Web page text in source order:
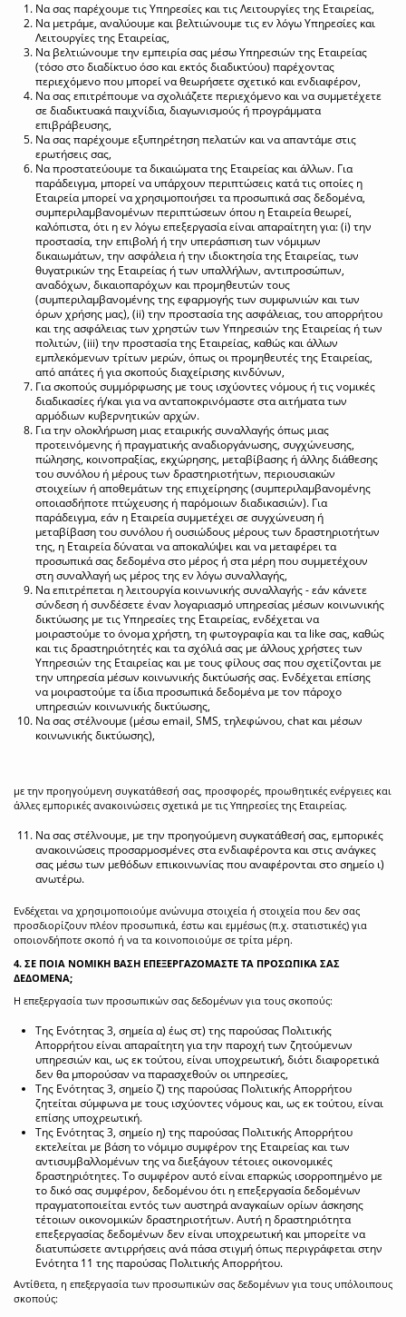
Να σας παρέχουμε τις Υπηρεσίες και τις Λειτουργίες της Εταιρείας,
Να μετράμε, αναλύουμε και βελτιώνουμε τις εν λόγω Υπηρεσίες και
Λειτουργίες της Εταιρείας,
Να βελτιώνουμε την εμπειρία σας μέσω Υπηρεσιών της Εταιρείας
(τόσο στο διαδίκτυο όσο και εκτός διαδικτύου) παρέχοντας
περιεχόμενο που μπορεί να θεωρήσετε σχετικό και ενδιαφέρον,
Να σας επιτρέπουμε να σχολιάζετε περιεχόμενο και να συμμετέχετε
σε διαδικτυακά παιχνίδια, διαγωνισμούς ή προγράμματα
επιβράβευσης,
Να σας παρέχουμε εξυπηρέτηση πελατών και να απαντάμε στις
ερωτήσεις σας,
Να προστατεύουμε τα δικαιώματα της Εταιρείας και άλλων. Για
παράδειγμα, μπορεί να υπάρχουν περιπτώσεις κατά τις οποίες η
Εταιρεία μπορεί να χρησιμοποιήσει τα προσωπικά σας δεδομένα,
συμπεριλαμβανομένων περιπτώσεων όπου η Εταιρεία θεωρεί,
καλόπιστα, ότι η εν λόγω επεξεργασία είναι απαραίτητη για: (i) την
προστασία, την επιβολή ή την υπεράσπιση των νόμιμων
δικαιωμάτων, την ασφάλεια ή την ιδιοκτησία της Εταιρείας, των
θυγατρικών της Εταιρείας ή των υπαλλήλων, αντιπροσώπων,
αναδόχων, δικαιοπαρόχων και προμηθευτών τους
(συμπεριλαμβανομένης της εφαρμογής των συμφωνιών και των
όρων χρήσης μας), (ii) την προστασία της ασφάλειας, του απορρήτου
και της ασφάλειας των χρηστών των Υπηρεσιών της Εταιρείας ή των
πολιτών, (iii) την προστασία της Εταιρείας, καθώς και άλλων
εμπλεκόμενων τρίτων μερών, όπως οι προμηθευτές της Εταιρείας,
από απάτες ή για σκοπούς διαχείρισης κινδύνων,
Για σκοπούς συμμόρφωσης με τους ισχύοντες νόμους ή τις νομικές
διαδικασίες ή/και για να ανταποκρινόμαστε στα αιτήματα των
αρμόδιων κυβερνητικών αρχών.
Για την ολοκλήρωση μιας εταιρικής συναλλαγής όπως μιας
προτεινόμενης ή πραγματικής αναδιοργάνωσης, συγχώνευσης,
πώλησης, κοινοπραξίας, εκχώρησης, μεταβίβασης ή άλλης διάθεσης
του συνόλου ή μέρους των δραστηριοτήτων, περιουσιακών
στοιχείων ή αποθεμάτων της επιχείρησης (συμπεριλαμβανομένης
οποιασδήποτε πτώχευσης ή παρόμοιων διαδικασιών). Για
παράδειγμα, εάν η Εταιρεία συμμετέχει σε συγχώνευση ή
μεταβίβαση του συνόλου ή ουσιώδους μέρους των δραστηριοτήτων
της, η Εταιρεία δύναται να αποκαλύψει και να μεταφέρει τα
προσωπικά σας δεδομένα στο μέρος ή στα μέρη που συμμετέχουν
στη συναλλαγή ως μέρος της εν λόγω συναλλαγής,
Να επιτρέπεται η λειτουργία κοινωνικής συναλλαγής - εάν κάνετε
σύνδεση ή συνδέσετε έναν λογαριασμό υπηρεσίας μέσων κοινωνικής
δικτύωσης με τις Υπηρεσίες της Εταιρείας, ενδέχεται να
μοιραστούμε το όνομα χρήστη, τη φωτογραφία και τα like σας, καθώς
και τις δραστηριότητές και τα σχόλιά σας με άλλους χρήστες των
Υπηρεσιών της Εταιρείας και με τους φίλους σας που σχετίζονται με
την υπηρεσία μέσων κοινωνικής δικτύωσής σας. Ενδέχεται επίσης
να μοιραστούμε τα ίδια προσωπικά δεδομένα με τον πάροχο
υπηρεσιών κοινωνικής δικτύωσης,
Να σας στέλνουμε (μέσω email, SMS, τηλεφώνου, chat και μέσων
κοινωνικής δικτύωσης),
με την προηγούμενη συγκατάθεσή σας, προσφορές, προωθητικές ενέργειες και
άλλες εμπορικές ανακοινώσεις σχετικά με τις Υπηρεσίες της Εταιρείας.
Να σας στέλνουμε, με την προηγούμενη συγκατάθεσή σας, εμπορικές
ανακοινώσεις προσαρμοσμένες στα ενδιαφέροντα και στις ανάγκες
σας μέσω των μεθόδων επικοινωνίας που αναφέρονται στο σημείο ι)
ανωτέρω.
Ενδέχεται να χρησιμοποιούμε ανώνυμα στοιχεία ή στοιχεία που δεν σας
προσδιορίζουν πλέον προσωπικά, έστω και εμμέσως (π.χ. στατιστικές) για
οποιονδήποτε σκοπό ή να τα κοινοποιούμε σε τρίτα μέρη.
4. ΣΕ ΠΟΙΑ ΝΟΜΙΚΗ ΒΑΣΗ ΕΠΕΞΕΡΓΑΖΟΜΑΣΤΕ ΤΑ ΠΡΟΣΩΠΙΚΑ ΣΑΣ
ΔΕΔΟΜΕΝΑ;
Η επεξεργασία των προσωπικών σας δεδομένων για τους σκοπούς:
Της Ενότητας 3, σημεία α) έως στ) της παρούσας Πολιτικής
Απορρήτου είναι απαραίτητη για την παροχή των ζητούμενων
υπηρεσιών και, ως εκ τούτου, είναι υποχρεωτική, διότι διαφορετικά
δεν θα μπορούσαν να παρασχεθούν οι υπηρεσίες,
Της Ενότητας 3, σημείο ζ) της παρούσας Πολιτικής Απορρήτου
ζητείται σύμφωνα με τους ισχύοντες νόμους και, ως εκ τούτου, είναι
επίσης υποχρεωτική.
Της Ενότητας 3, σημείο η) της παρούσας Πολιτικής Απορρήτου
εκτελείται με βάση το νόμιμο συμφέρον της Εταιρείας και των
αντισυμβαλλομένων της να διεξάγουν τέτοιες οικονομικές
δραστηριότητες. Το συμφέρον αυτό είναι επαρκώς ισορροπημένο με
το δικό σας συμφέρον, δεδομένου ότι η επεξεργασία δεδομένων
πραγματοποιείται εντός των αυστηρά αναγκαίων ορίων άσκησης
τέτοιων οικονομικών δραστηριοτήτων. Αυτή η δραστηριότητα
επεξεργασίας δεδομένων δεν είναι υποχρεωτική και μπορείτε να
διατυπώσετε αντιρρήσεις ανά πάσα στιγμή όπως περιγράφεται στην
Ενότητα 11 της παρούσας Πολιτικής Απορρήτου.
Αντίθετα, η επεξεργασία των προσωπικών σας δεδομένων για τους υπόλοιπους
σκοπούς: